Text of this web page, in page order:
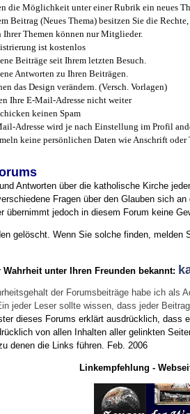
die Möglichkeit unter einer Rubrik ein neues
Beitrag (Neues Thema) besitzen Sie die
Ihrer Themen können nur Mitglieder.
ist kostenlos
Beiträge seit Ihrem letzten Besuch.
Antworten zu Ihren Beiträgen.
das Design verändern. (Versch. Vorlagen)
Ihre E-Mail-Adresse nicht weiter
keinen Spam
Adresse wird je nach Einstellung im Profil
keine persönlichen Daten wie Anschrift oder
Antworten über die katholische Kirche
Fragen über den Glauben sich
übernimmt jedoch in diesem Forum keine
gelöscht. Wenn Sie solche finden,
unter Ihren Freunden bekannt:
der Forumsbeiträge habe ich
jeder Leser sollte wissen, dass jeder
dieses Forums erklärt ausdrücklich,
von allen Inhalten aller gelinkten
denen die Links führen. Feb. 2006
Linkempfehlung -